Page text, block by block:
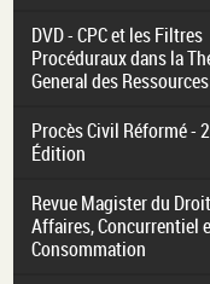
DVD - CPC et les Filtres
Procéduraux dans la
General des Ressources
Procès Civil Réformé -
Édition
Revue Magister du
Affaires, Concurrentiel
Consommation